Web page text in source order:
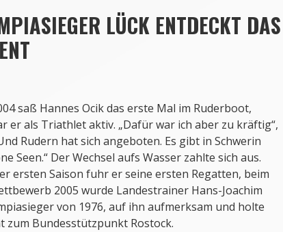
LÜCK ENTDECKT DAS
saß Hannes Ocik das erste Mal im Ruderboot,
er als Triathlet aktiv. „Dafür war ich aber zu kräftig“,
Rudern hat sich angeboten. Es gibt in Schwerin
Seen.“ Der Wechsel aufs Wasser zahlte sich aus.
ersten Saison fuhr er seine ersten Regatten, beim
2005 wurde Landestrainer Hans-Joachim
von 1976, auf ihn aufmerksam und holte
zum Bundesstützpunkt Rostock.